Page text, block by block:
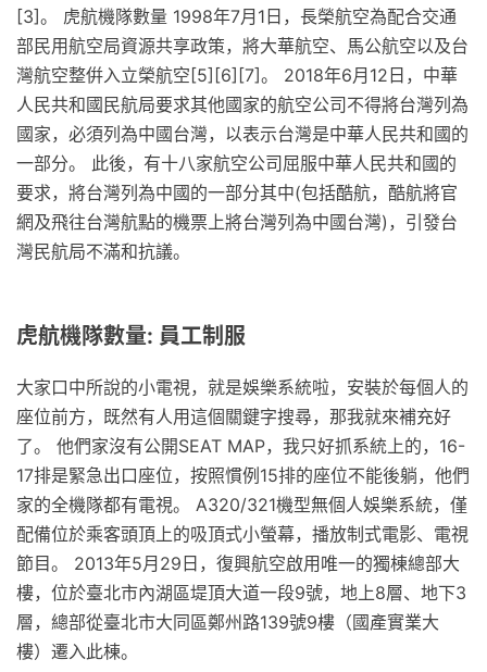
[3]。 虎航機隊數量 1998年7月1日，長榮航空為配合交通
部民用航空局資源共享政策，將大華航空、馬公航空以及台
灣航空整倂入立榮航空[5][6][7]。 2018年6月12日，中華
人民共和國民航局要求其他國家的航空公司不得將台灣列為
國家，必須列為中國台灣，以表示台灣是中華人民共和國的
一部分。 此後，有十八家航空公司屈服中華人民共和國的
要求，將台灣列為中國的一部分其中(包括酷航，酷航將官
網及飛往台灣航點的機票上將台灣列為中國台灣)，引發台
灣民航局不滿和抗議。
虎航機隊數量: 員工制服
大家口中所說的小電視，就是娛樂系統啦，安裝於每個人的
座位前方，既然有人用這個關鍵字搜尋，那我就來補充好
了。 他們家沒有公開SEAT MAP，我只好抓系統上的，16-
17排是緊急出口座位，按照慣例15排的座位不能後躺，他們
家的全機隊都有電視。 A320/321機型無個人娛樂系統，僅
配備位於乘客頭頂上的吸頂式小螢幕，播放制式電影、電視
節目。 2013年5月29日，復興航空啟用唯一的獨棟總部大
樓，位於臺北市內湖區堤頂大道一段9號，地上8層、地下3
層，總部從臺北市大同區鄭州路139號9樓（國產實業大
樓）遷入此棟。